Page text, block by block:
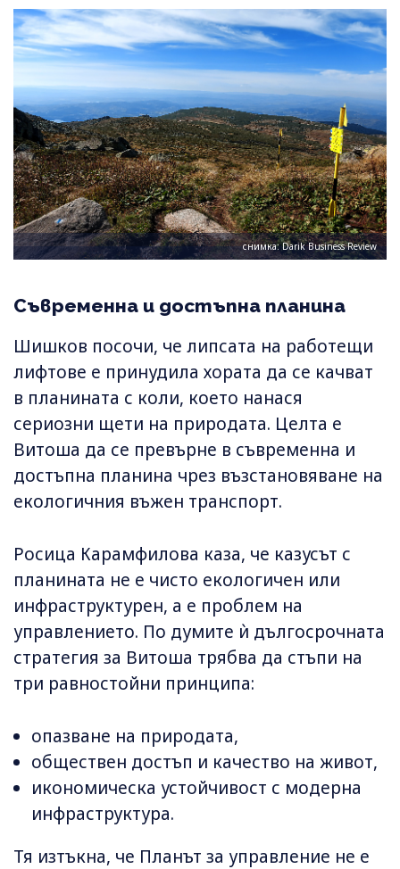
снимка: Darik Business Review
Съвременна и достъпна планина
Шишков посочи, че липсата на работещи
лифтове е принудила хората да се качват
в планината с коли, което нанася
сериозни щети на природата. Целта е
Витоша да се превърне в съвременна и
достъпна планина чрез възстановяване на
екологичния въжен транспорт.
Росица Карамфилова каза, че казусът с
планината не е чисто екологичен или
инфраструктурен, а е проблем на
управлението. По думите ѝ дългосрочната
стратегия за Витоша трябва да стъпи на
три равностойни принципа:
опазване на природата,
обществен достъп и качество на живот,
икономическа устойчивост с модерна
инфраструктура.
Тя изтъкна, че Планът за управление не е